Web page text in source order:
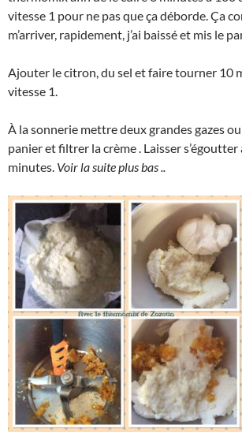
vitesse 1 pour ne pas que ça déborde. Ça
m’arriver, rapidement, j’ai baissé et mis le
Ajouter le citron, du sel et faire tourner 10
vitesse 1.
À la sonnerie mettre deux grandes gazes
panier et filtrer la crème . Laisser
minutes. Voir la suite plus bas ..